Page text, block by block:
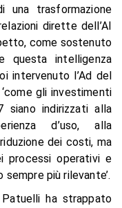
una trasformazione
dirette dell’AI
come sostenuto
questa intelligenza
intervenuto l’Ad del
gli investimenti
siano indirizzati alla
d’uso, alla
dei costi, ma
processi operativi e
sempre più rilevante’.
Patuelli ha strappato